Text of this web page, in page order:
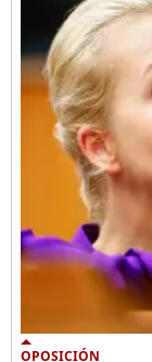
OPOSICIÓN